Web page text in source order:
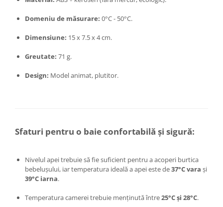
Auto
Stații încărcare vehicule electrice
Intretinere interior/exterior
Perii de zapada si raclete
Pompe de transfer
Craciun
Domeniu de măsurare: 0°C - 50°C.
Dimensiune: 15 x 7.5 x 4 cm.
Greutate: 71 g.
Design: Model animat, plutitor.
Sfaturi pentru o baie confortabilă și sigură:
Nivelul apei trebuie să fie suficient pentru a acoperi burtica
bebelușului, iar temperatura ideală a apei este de37°C vara și
39°C iarna.
Temperatura camerei trebuie menținută între25°C și 28°C.